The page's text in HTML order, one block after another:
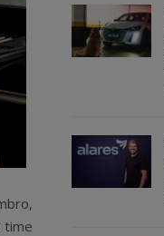
time